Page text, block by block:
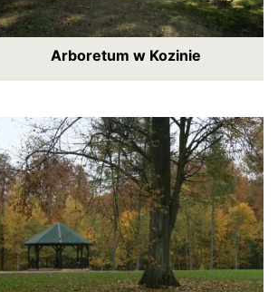
Arboretum w Kozinie